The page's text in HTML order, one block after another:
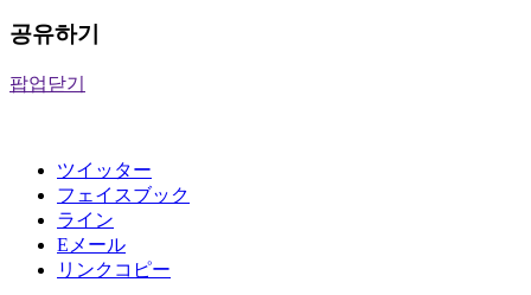
공유하기
팝업닫기
ツイッター
フェイスブック
ライン
Eメール
リンクコピー